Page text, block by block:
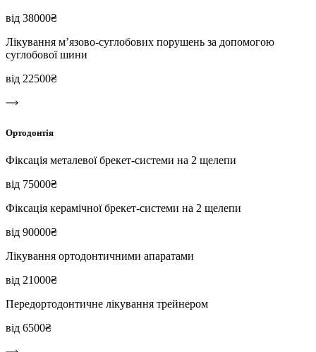
від 38000₴
Лікування м’язово-суглобових порушень за допомогою
суглобової шини
від 22500₴
Ортодонтія
Фіксація металевої брекет-системи на 2 щелепи
від 75000₴
Фіксація керамічної брекет-системи на 2 щелепи
від 90000₴
Лікування ортодонтичними апаратами
від 21000₴
Передортодонтичне лікування трейнером
від 6500₴